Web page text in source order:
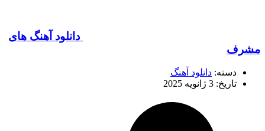
دانلود آهنگ های
مشرف
دسته: دانلود آهنگ
تاریخ: 3 ژانویه 2025